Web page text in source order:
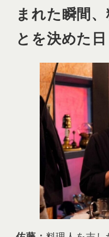
まれた瞬間
とを決めた日